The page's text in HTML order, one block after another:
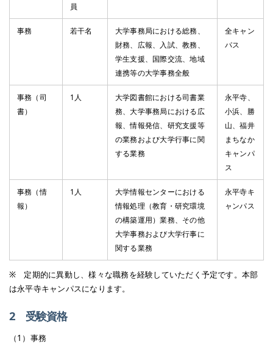
員
事務 若干名
大学事務局における総務、
財務、広報、入試、教務、
学生支援、国際交流、地域
連携等の大学事務全般
全キャン
パス
事務（司
書）
1人
大学図書館における司書業
務、大学事務局における広
報、情報発信、研究支援等
の業務および大学行事に関
する業務
永平寺、
小浜、勝
山、福井
まちなか
キャンパ
ス
事務（情
報）
1人
大学情報センターにおける
情報処理（教育・研究環境
の構築運用）業務、その他
大学事務および大学行事に
関する業務
永平寺キ
ャンパス
※ 定期的に異動し、様々な職務を経験していただく予定です。本部
は永平寺キャンパスになります。
2 受験資格
（1）事務